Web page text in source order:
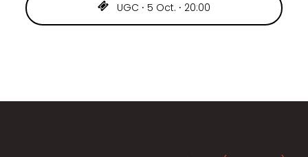
UGC ⸱ 5 Oct. ⸱ 20:00